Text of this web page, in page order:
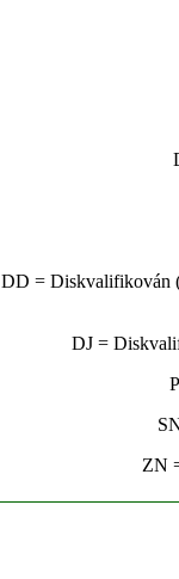
DD = Diskvalifikován
DJ =
ZN